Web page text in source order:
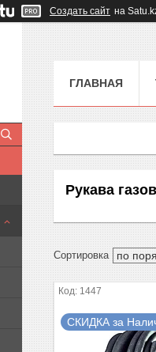
Создать сайт на
ГЛАВНАЯ
Рукава
1447
СКИДКА за